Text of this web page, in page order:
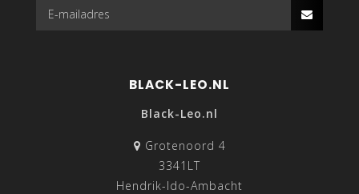
BLACK-LEO.NL
Black-Leo.nl
Grotenoord 4
3341LT
Hendrik-Ido-Ambacht